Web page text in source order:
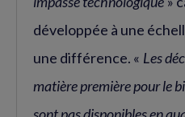
développée à une
une différence. « Les
matière première pour le